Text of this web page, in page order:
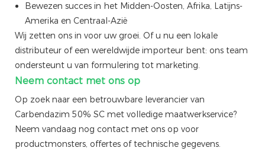
Bewezen succes in het Midden-Oosten, Afrika, Latijns-
Amerika en Centraal-Azië
Wij zetten ons in voor uw groei. Of u nu een lokale
distributeur of een wereldwijde importeur bent: ons team
ondersteunt u van formulering tot marketing.
Neem contact met ons op
Op zoek naar een betrouwbare leverancier van
Carbendazim 50% SC met volledige maatwerkservice?
Neem vandaag nog contact met ons op voor
productmonsters, offertes of technische gegevens.